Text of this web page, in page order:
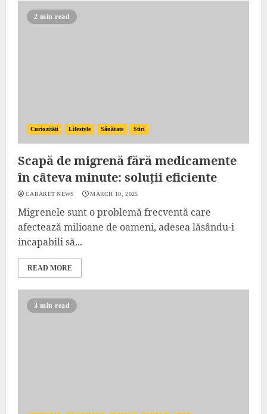
2 min read
Curiozități Lifestyle Sănătate Știri
Scapă de migrenă fără medicamente
în câteva minute: soluții eficiente
CABARET NEWS MARCH 10, 2025
Migrenele sunt o problemă frecventă care
afectează milioane de oameni, adesea lăsându-i
incapabili să...
READ MORE
3 min read